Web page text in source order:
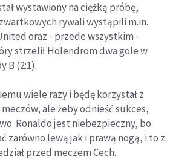
wystawiony na ciężką próbę,
rywali wystąpili m.in.
oraz - przede wszystkim -
strzelił Holendrom dwa gole w
B (2:1).
wiele razy i będę korzystał z
ale żeby odnieść sukces,
Ronaldo jest niebezpieczny, bo
zarówno lewą jak i prawą nogą, i to z
przed meczem Cech.